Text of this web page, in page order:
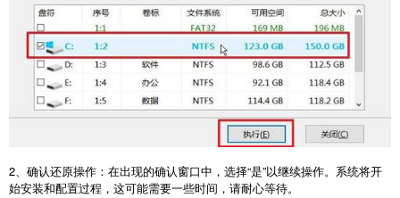
2、确认还原操作：在出现的确认窗口中，选择“是”以继续操作。系统将开
始安装和配置过程，这可能需要一些时间，请耐心等待。